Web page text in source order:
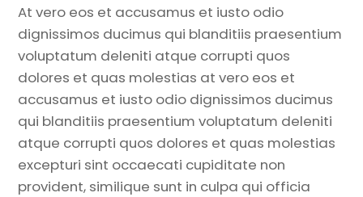
At vero eos et accusamus et iusto odio
dignissimos ducimus qui blanditiis praesentium
voluptatum deleniti atque corrupti quos
dolores et quas molestias at vero eos et
accusamus et iusto odio dignissimos ducimus
qui blanditiis praesentium voluptatum deleniti
atque corrupti quos dolores et quas molestias
excepturi sint occaecati cupiditate non
provident, similique sunt in culpa qui officia